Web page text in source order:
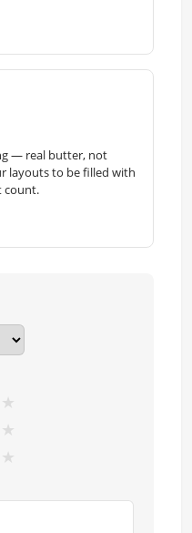
— real butter, not
layouts to be filled with
count.
★
★
★